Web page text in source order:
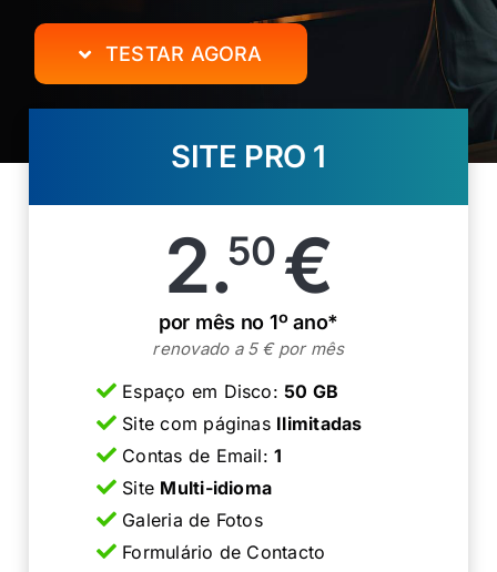
TESTAR AGORA
SITE PRO 1
2.50 €
por mês no 1º ano*
renovado a 5 € por mês
Espaço em Disco:50 GB
Site com páginas Ilimitadas
Contas de Email:1
Site Multi-idioma
Galeria de Fotos
Formulário de Contacto